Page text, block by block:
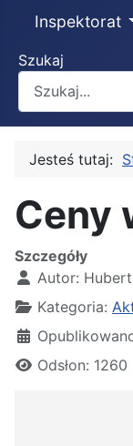
Inspektorat
Szukaj
Jesteś tutaj:
Ceny
Szczegóły
Autor:
Kategoria:
Odsłon: 1260